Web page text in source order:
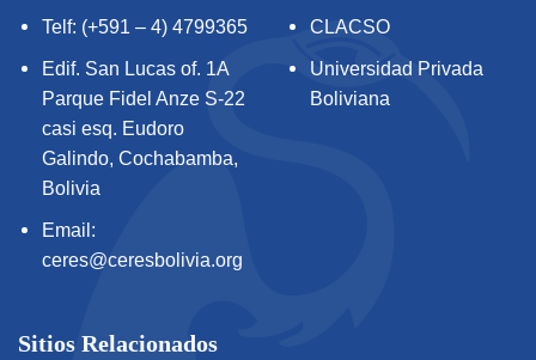
Telf: (+591 – 4) 4799365
Edif. San Lucas of. 1A
Parque Fidel Anze S-22
casi esq. Eudoro
Galindo, Cochabamba,
Bolivia
Email:
ceres@ceresbolivia.org
CLACSO
Universidad Privada
Boliviana
Sitios Relacionados